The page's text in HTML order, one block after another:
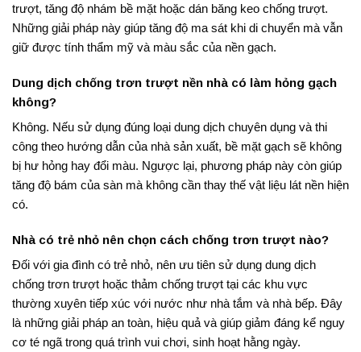
trượt, tăng độ nhám bề mặt hoặc dán băng keo chống trượt.
Những giải pháp này giúp tăng độ ma sát khi di chuyển mà vẫn
giữ được tính thẩm mỹ và màu sắc của nền gạch.
Dung dịch chống trơn trượt nền nhà có làm hỏng gạch
không?
Không. Nếu sử dụng đúng loại dung dịch chuyên dụng và thi
công theo hướng dẫn của nhà sản xuất, bề mặt gạch sẽ không
bị hư hỏng hay đổi màu. Ngược lại, phương pháp này còn giúp
tăng độ bám của sàn mà không cần thay thế vật liệu lát nền hiện
có.
Nhà có trẻ nhỏ nên chọn cách chống trơn trượt nào?
Đối với gia đình có trẻ nhỏ, nên ưu tiên sử dụng dung dịch
chống trơn trượt hoặc thảm chống trượt tại các khu vực
thường xuyên tiếp xúc với nước như nhà tắm và nhà bếp. Đây
là những giải pháp an toàn, hiệu quả và giúp giảm đáng kể nguy
cơ té ngã trong quá trình vui chơi, sinh hoạt hằng ngày.